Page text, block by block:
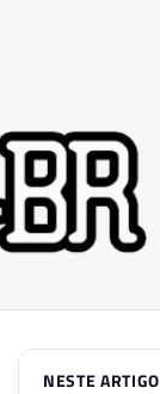
NESTE ARTIGO